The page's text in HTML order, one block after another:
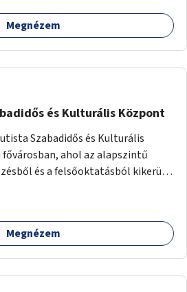
körben való ismertségre.
Megnézem
és Kulturális Központ
Szabadidős és Kulturális
ahol az alapszintű
és a felsőoktatásból kikerülő
Megnézem